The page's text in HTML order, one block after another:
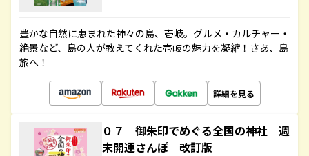
豊かな自然に恵まれた神々の島、壱岐。グルメ・カルチャー・
絶景など、島の人が教えてくれた壱岐の魅力を凝縮！さあ、島
旅へ！
詳細を見る
０７ 御朱印でめぐる全国の神社 週
末開運さんぽ 改訂版